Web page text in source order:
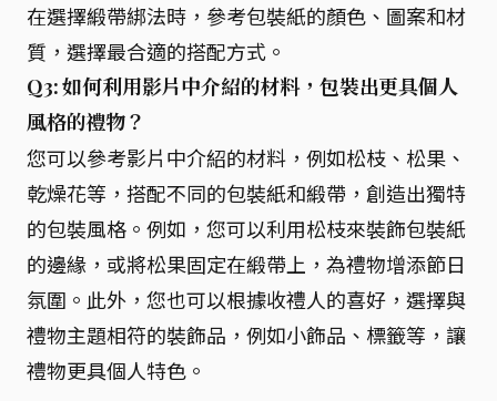
在選擇緞帶綁法時，參考包裝紙的顏色、圖案和材
質，選擇最合適的搭配方式。
Q3: 如何利用影片中介紹的材料，包裝出更具個人
風格的禮物？
您可以參考影片中介紹的材料，例如松枝、松果、
乾燥花等，搭配不同的包裝紙和緞帶，創造出獨特
的包裝風格。例如，您可以利用松枝來裝飾包裝紙
的邊緣，或將松果固定在緞帶上，為禮物增添節日
氛圍。此外，您也可以根據收禮人的喜好，選擇與
禮物主題相符的裝飾品，例如小飾品、標籤等，讓
禮物更具個人特色。